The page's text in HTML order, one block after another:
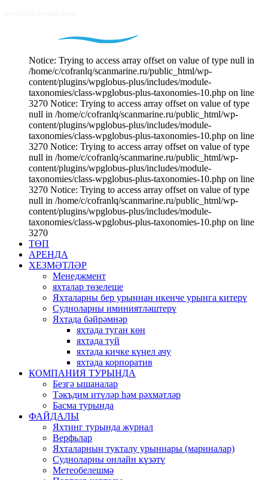
Notice: Trying to access array offset on value of type null in
/home/c/cofranlq/scanmarine.ru/public_html/wp-
content/plugins/wpglobus-plus/includes/module-
taxonomies/class-wpglobus-plus-taxonomies-10.php on line
3270 Notice: Trying to access array offset on value of type
null in /home/c/cofranlq/scanmarine.ru/public_html/wp-
content/plugins/wpglobus-plus/includes/module-
taxonomies/class-wpglobus-plus-taxonomies-10.php on line
3270 Notice: Trying to access array offset on value of type
null in /home/c/cofranlq/scanmarine.ru/public_html/wp-
content/plugins/wpglobus-plus/includes/module-
taxonomies/class-wpglobus-plus-taxonomies-10.php on line
3270 Notice: Trying to access array offset on value of type
null in /home/c/cofranlq/scanmarine.ru/public_html/wp-
content/plugins/wpglobus-plus/includes/module-
taxonomies/class-wpglobus-plus-taxonomies-10.php on line
3270
ТӨП
АРЕНДА
ХЕЗМӘТЛӘР
Менеджмент
яхталар төзелеше
Яхталарны бер урыннан икенче урынга китерү
Судноларны иминиятләштерү
Яхтада бәйрәмнәр
яхтада туган көн
яхтада туй
яхтада кичке күңел ачу
яхтада корпоратив
КОМПАНИЯ ТУРЫНДА
Безгә ышаналар
Тәкъдим итүләр һәм рәхмәтләр
Басма турында
ФАЙДАЛЫ
Яхтинг турында журнал
Верфьлар
Яхталарның тукталу урыннары (мариналар)
Судноларны онлайн күзәтү
Метеобелешмә